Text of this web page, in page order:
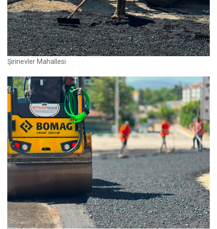
Şirinevler Mahallesi